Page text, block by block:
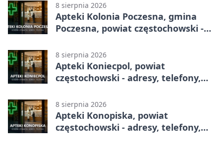
8 sierpnia 2026
Apteki Kolonia Poczesna, gmina
Poczesna, powiat częstochowski -
8 sierpnia 2026
Apteki Koniecpol, powiat
częstochowski - adresy, telefony,
8 sierpnia 2026
Apteki Konopiska, powiat
częstochowski - adresy, telefony,